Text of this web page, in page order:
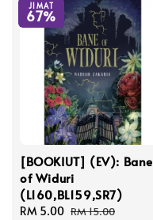
JIMAT
67%
[BOOKIUT] (EV): Bane
of Widuri
(L160,BL159,SR7)
Sale
RM 5.00 Regular
RM 15.00